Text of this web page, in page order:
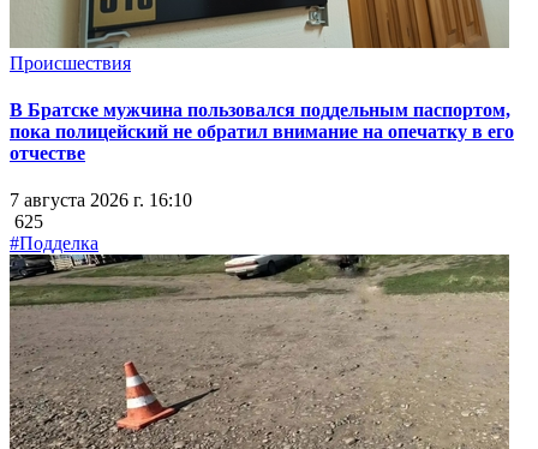
Происшествия
В Братске мужчина пользовался поддельным паспортом,
пока полицейский не обратил внимание на опечатку в его
отчестве
7 августа 2026 г. 16:10
625
#Подделка